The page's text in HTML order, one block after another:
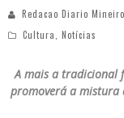
Redacao Diario Mineiro
Cultura
Notícias
A mais a tradicional
promoverá a mistura